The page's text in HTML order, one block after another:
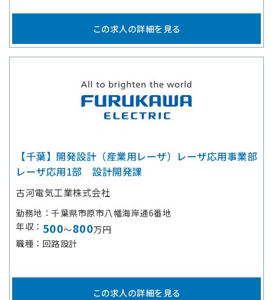
この求人の詳細を見る
【千葉】開発設計（産業用レーザ）レーザ応用事業部
レーザ応用1部 設計開発課
古河電気工業株式会社
勤務地
千葉県市原市八幡海岸通6番地
年収
500～800万円
職種
回路設計
この求人の詳細を見る